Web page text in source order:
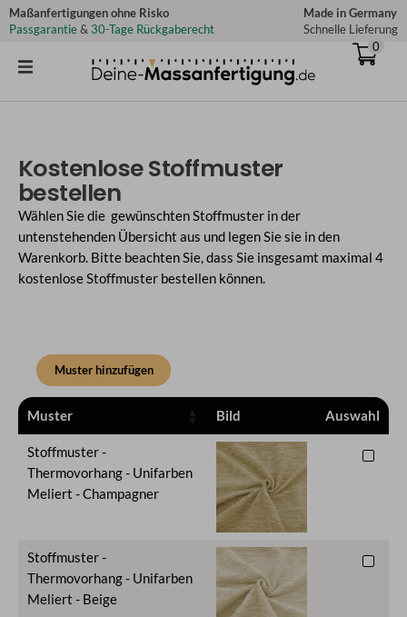
Zum
Inhalt
Maßanfertigungen ohne Risko
Passgarantie& 30-Tage Rückgaberecht
Made in Germany
Schnelle Lieferung
0
Kostenlose Stoffmuster
bestellen
Wählen Sie die gewünschten Stoffmuster in der
untenstehenden Übersicht aus und legen Sie sie in den
Warenkorb. Bitte beachten Sie, dass Sie insgesamt maximal 4
kostenlose Stoffmuster bestellen können.
Muster Bild Auswahl
Stoffmuster -
Thermovorhang - Unifarben
Meliert - Champagner
Stoffmuster -
Thermovorhang - Unifarben
Meliert - Beige